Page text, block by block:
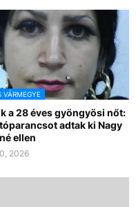
VÁRMEGYE
a 28 éves gyöngyösi nőt:
adtak ki Nagy
ellen
2026